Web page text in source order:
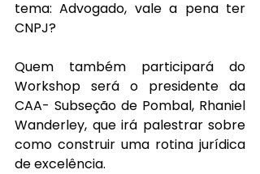
tema: Advogado, vale a pena ter
CNPJ?
Quem também participará do
Workshop será o presidente da
CAA- Subseção de Pombal, Rhaniel
Wanderley, que irá palestrar sobre
como construir uma rotina jurídica
de excelência.